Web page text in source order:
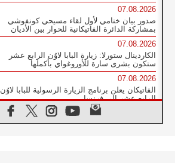
07.08.2026
صدور بيان ختامي لأول لقاء مسيحي كونفوشي
بمشاركة الدائرة الفاتيكانية للحوار بين الأديان
07.08.2026
الكاردينال ستورلا: زيارة البابا لاوُن الرابع عشر
ستكون بشرى سارة للأوروغواي بأكملها
07.08.2026
الفاتيكان يعلن برنامج الزيارة الرسولية للبابا لاوُن
الرابع عشر إلى فرنسا
في الذكرى الـ ٨١ لحادثة هيروشيما الكنيسة في